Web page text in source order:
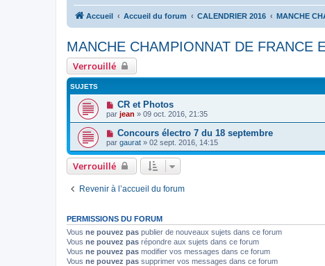
Accueil Accueil du forum CALENDRIER 2016 MANCHE
MANCHE CHAMPIONNAT DE FRANCE
Verrouillé
SUJETS
CR et Photos
par jean » 09 oct. 2016, 21:35
Concours électro 7 du 18 septembre
par gaurat » 02 sept. 2016, 14:15
Verrouillé
Revenir à l’accueil du forum
PERMISSIONS DU FORUM
Vous ne pouvez pas publier de nouveaux sujets dans ce forum
Vous ne pouvez pas répondre aux sujets dans ce forum
Vous ne pouvez pas modifier vos messages dans ce forum
Vous ne pouvez pas supprimer vos messages dans ce forum